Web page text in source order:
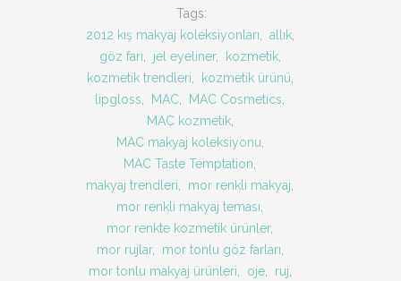
Tags:
2012 kış makyaj koleksiyonları
allık,
göz farı
jel eyeliner, kozmetik,
kozmetik trendleri
kozmetik ürünü
lipgloss
MAC MAC Cosmetics
MAC kozmetik,
MAC makyaj koleksiyonu
MAC Taste Temptation
makyaj trendleri
mor renkli makyaj
mor renkli makyaj teması
mor renkte kozmetik ürünler,
mor rujlar, mor tonlu göz farları
mor tonlu makyaj ürünleri
oje, ruj